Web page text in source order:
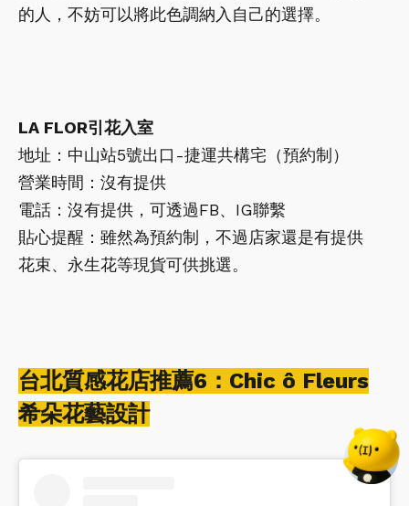
的人，不妨可以將此色調納入自己的選擇。
LA FLOR引花入室
地址：中山站5號出口-捷運共構宅（預約制）
營業時間：沒有提供
電話：沒有提供，可透過FB、IG聯繫
貼心提醒：雖然為預約制，不過店家還是有提供
花束、永生花等現貨可供挑選。
台北質感花店推薦6：Chic ô Fleurs
希朵花藝設計